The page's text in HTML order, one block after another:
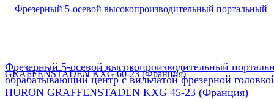
Фрезерный 5-осевой высокопроизводительный
обрабатывающий центр с вильчатой фрезерной
HURON GRAFFENSTADEN KXG 45-23 (Франция)